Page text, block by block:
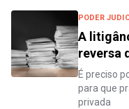
PODER
A
reversa
É preciso
para que
privada